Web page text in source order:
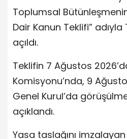
Toplumsal
Dair Kanun Teklifi” adıyla
açıldı.
Teklifin 7 Ağustos
Komisyonu’nda, 9
Genel Kurul’da
açıklandı.
Yasa taslağını imzalayan